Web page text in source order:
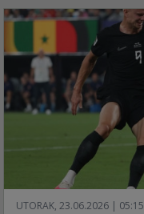
UTORAK, 23.06.2026 | 05:15